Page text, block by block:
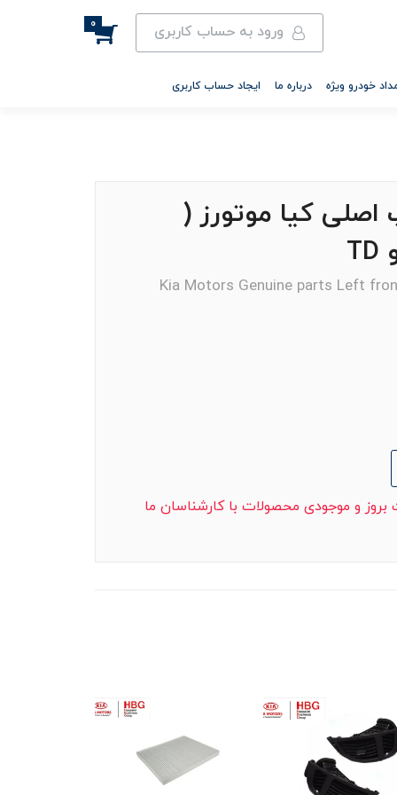
ورود به حساب کاربری 0
خودرو ویژه درباره ما ایجاد حساب کاربری
کیا موتورز (
Kia Motors Genuine parts Left
و موجودی محصولات با کارشناسان ما